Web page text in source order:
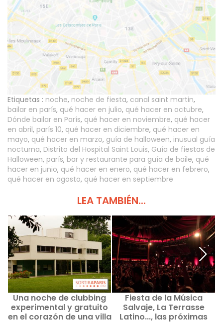
Etiquetas : noche, noche de fiesta, canal saint martin,
bailar en parís, qué hacer en julio, qué hacer en octubre,
Dónde bailar en París, qué hacer en noviembre, qué hacer
en abril, parís 10, qué hacer en diciembre, qué hacer en
mayo, qué hacer en marzo, guía de halloween, inusual guía
nocturna, Distrito del Hospital Saint Louis, Guía de fiestas de
Halloween, parís, bar y restaurante para guía de baile, qué
hacer en junio, qué hacer en enero, qué hacer en febrero,
qué hacer en agosto, qué hacer en septiembre
LEA TAMBIÉN...
Una noche de clubbing
experimental y gratuito
en el corazón de una villa
Fiesta de la Música
Salvaje, La Terrasse
Latino..., las próximas